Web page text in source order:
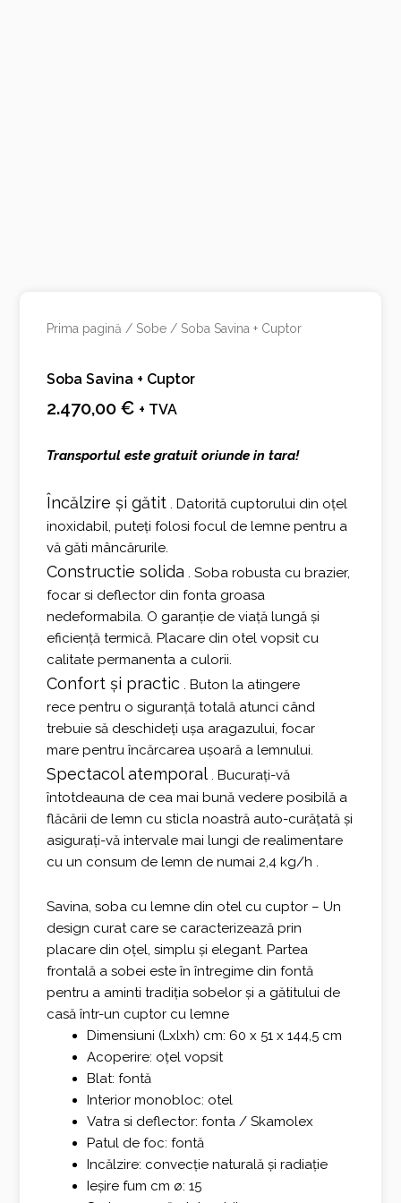
Prima pagină / Sobe / Soba Savina + Cuptor
Soba Savina + Cuptor
2.470,00€ + TVA
Transportul este gratuit oriunde in tara!
Încălzire și gătit . Datorită cuptorului din oțel
inoxidabil, puteți folosi focul de lemne pentru a
vă găti mâncărurile.
Constructie solida .Soba robusta cu brazier,
focar si deflector din fonta groasa
nedeformabila. O garanție de viață lungă și
eficiență termică. Placare din otel vopsitcu
calitate permanenta a culorii.
Confort și practic .Buton la atingere
rece pentru o siguranță totală atunci când
trebuie să deschideți ușa aragazului, focar
mare pentru încărcarea ușoară a lemnului.
Spectacol atemporal. Bucurați-vă
întotdeauna de cea mai bună vedere posibilă a
flăcării de lemn cu sticla noastră auto-curățată și
asigurați-vă intervale mai lungi de realimentare
cu un consum de lemn de numai 2,4 kg/h .
Savina, soba cu lemne din otel cu cuptor – Un
design curat care se caracterizează prin
placare din oțel, simplu și elegant. Partea
frontală a sobei este în întregime din fontă
pentru a aminti tradiția sobelor și a gătitului de
casă într-un cuptor cu lemne
Dimensiuni (Lxlxh) cm: 60 x 51 x 144,5 cm
Acoperire: oțel vopsit
Blat: fontă
Interior monobloc: otel
Vatra si deflector: fonta / Skamolex
Patul de foc: fontă
Incălzire: convecție naturală și radiație
Ieșire fum cm ø: 15